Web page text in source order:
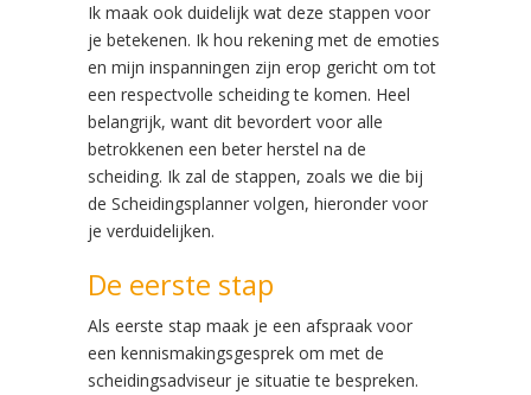
Ik maak ook duidelijk wat deze stappen voor
je betekenen. Ik hou rekening met de emoties
en mijn inspanningen zijn erop gericht om tot
een respectvolle scheiding te komen. Heel
belangrijk, want dit bevordert voor alle
betrokkenen een beter herstel na de
scheiding. Ik zal de stappen, zoals we die bij
de Scheidingsplanner volgen, hieronder voor
je verduidelijken.
De eerste stap
Als eerste stap maak je een afspraak voor
een kennismakingsgesprek om met de
scheidingsadviseur je situatie te bespreken.